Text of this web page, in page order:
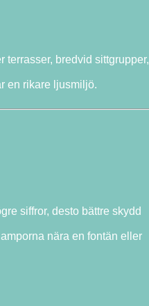
bredvid sittgrupper,
en rikare ljusmiljö.
siffror, desto bättre skydd
nära en fontän eller